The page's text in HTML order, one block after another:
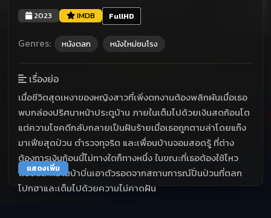
2023 IMDB FullHD
Genres: หนังตลก หนังใหม่ชนโรง
เรื่องย่อ
เมื่อชีวิตสุดเหงาของหญิงสาวที่เพิ่งตกงานต้องพลิกผันเมื่อเธอ
พบกล่องปริศนาหน้าประตูบ้าน ภายในเต็มไปด้วยเงินสดก้อนโต
แต่ความโชคดีกลับกลายเป็นฝันร้ายเมื่อเธอถูกตามล่าโดยแก๊ง
มาเฟียสุดป่วน ตำรวจทุจริต และเพื่อนบ้านจอมสอดรู้ ที่ต่าง
ต้องการเงินก้อนนี้ไม่ทางใดก็ทางหนึ่ง ในขณะที่เธอต้องใช้ไหว
พริบและความบ้าบิ่นเอาตัวรอดจากสถานการณ์ปั่นป่วนที่ตลก
โปกฮาและเต็มไปด้วยความไม่คาดฝัน
แสดงเพิ่ม